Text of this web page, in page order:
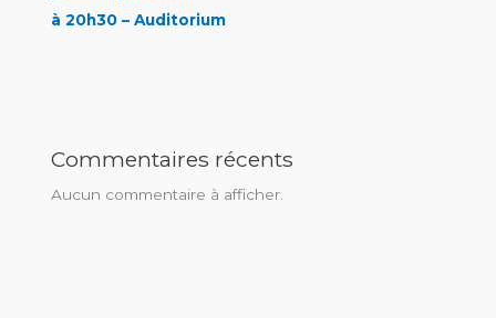
à 20h30 – Auditorium
Commentaires récents
Aucun commentaire à afficher.